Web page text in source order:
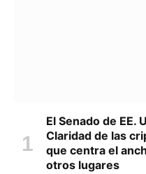
El Senado de EE.
Claridad de las
que centra el
otros lugares